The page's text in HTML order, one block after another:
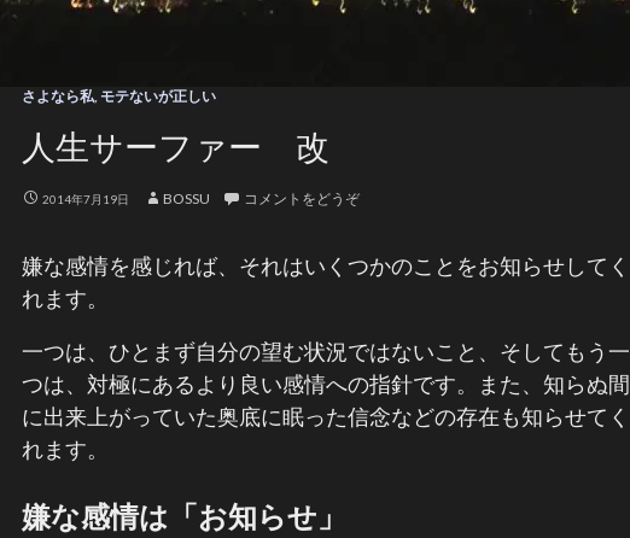
さよなら私, モテないが正しい
人生サーファー 改
2014年7月19日 BOSSU コメントをどうぞ
嫌な感情を感じれば、それはいくつかのことをお知らせしてく
れます。
一つは、ひとまず自分の望む状況ではないこと、そしてもう一
つは、対極にあるより良い感情への指針です。また、知らぬ間
に出来上がっていた奥底に眠った信念などの存在も知らせてく
れます。
嫌な感情は「お知らせ」